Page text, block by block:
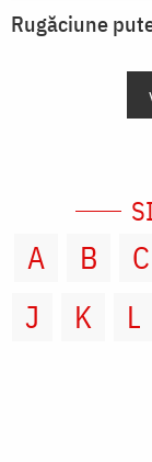
Rugăciune
A B C
J
K L